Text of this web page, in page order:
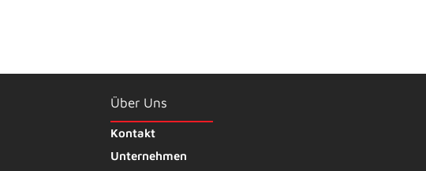
Über Uns
Kontakt
Unternehmen